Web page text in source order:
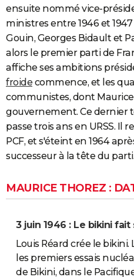
ensuite nommé vice-
ministres entre 1946 et
Gouin, Georges Bidault et
alors le premier parti de
affiche ses ambitions
froide commence, et les
communistes, dont
gouvernement. Ce dernier
passe trois ans en URSS. Il
PCF, et s'éteint en 1964
successeur à la tête du parti.
MAURICE THOREZ :
3 juin 1946 : Le bikini fait
Louis Réard crée le
les premiers essais
de Bikini, dans le